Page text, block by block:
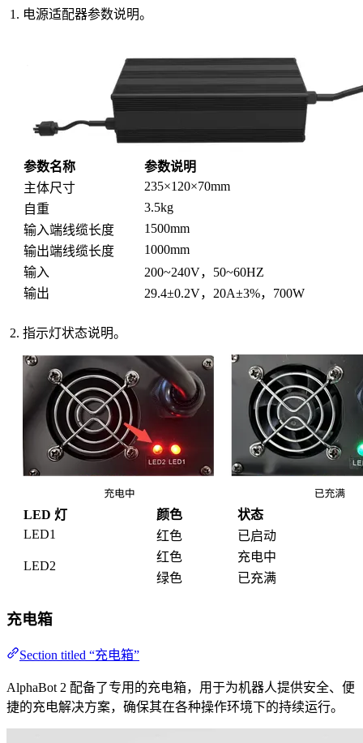
电源适配器参数说明。
参数名称
参数说明
主体尺寸
235×120×70mm
自重
3.5kg
输入端线缆长度
1500mm
输出端线缆长度
1000mm
输入
200~240V，50~60HZ
输出
29.4±0.2V，20A±3%，700W
指示灯状态说明。
LED 灯 颜色
状态
LED1
红色 已启动
LED2
红色
充电中
绿色
已充满
充电箱
Section titled “充电箱”
AlphaBot 2 配备了专用的充电箱，用于为机器人提供安全、便
捷的充电解决方案，确保其在各种操作环境下的持续运行。